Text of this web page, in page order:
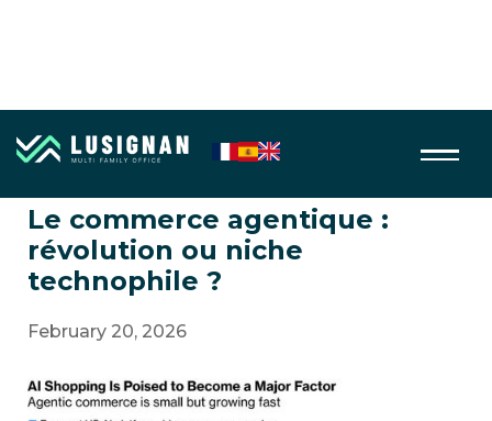
AI, Robotics
Le commerce agentique :
révolution ou niche
technophile ?
February 20, 2026